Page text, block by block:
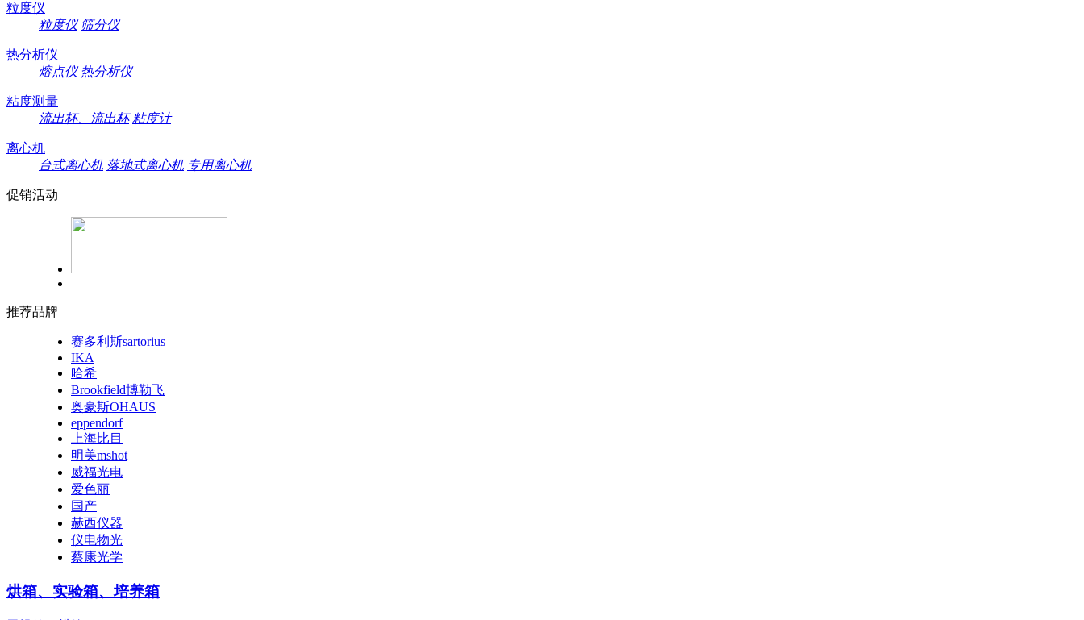
粒度仪
粒度仪 筛分仪
热分析仪
熔点仪 热分析仪
粘度测量
流出杯、流出杯 粘度计
离心机
台式离心机 落地式离心机 专用离心机
促销活动
推荐品牌
赛多利斯sartorius
IKA
哈希
Brookfield博勒飞
奥豪斯OHAUS
eppendorf
上海比目
明美mshot
威福光电
爱色丽
国产
赫西仪器
仪电物光
蔡康光学
烘箱、实验箱、培养箱